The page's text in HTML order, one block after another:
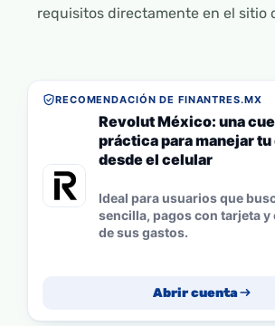
requisitos directamente en el sitio
RECOMENDACIÓN DE FINANTRES.MX
Revolut México: una
práctica para manejar
desde el celular
Ideal para usuarios que
sencilla, pagos con tarjeta
de sus gastos.
Abrir cuenta